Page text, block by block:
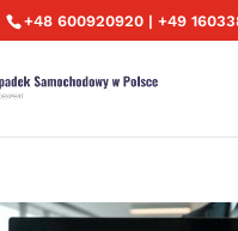
+48 600920920 | +49